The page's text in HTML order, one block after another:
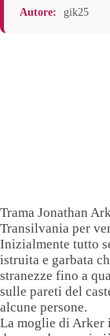
Autore: gik25
Trama Jonathan
Transilvania per
Inizialmente tutto
istruita e garbata
stranezze fino a
sulle pareti del
alcune persone.
La moglie di Arker